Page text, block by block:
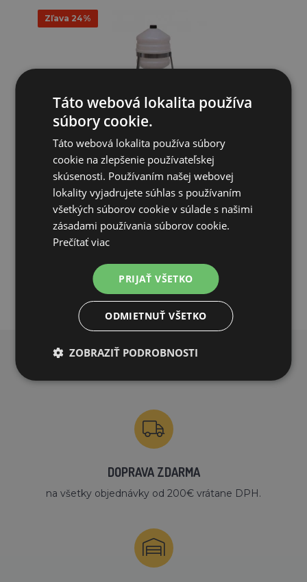
Zľava 24%
Sifónová napájačka pre hydinu - objem 30 litrov, NEW
SATURNO...
40,33€
30,63€
OČAKÁVAME: 22.08.
PRIDAŤ DO KOŠÍKA
DOPRAVA ZDARMA
na všetky objednávky od 200€ vrátane DPH.
Táto webová lokalita používa
súbory cookie.
Táto webová lokalita používa súbory
cookie na zlepšenie používateľskej
skúsenosti. Používaním našej webovej
lokality vyjadrujete súhlas s používaním
všetkých súborov cookie v súlade s našimi
zásadami používania súborov cookie.
Prečítať viac
PRIJAŤ VŠETKO
ODMIETNUŤ VŠETKO
ZOBRAZIŤ PODROBNOSTI